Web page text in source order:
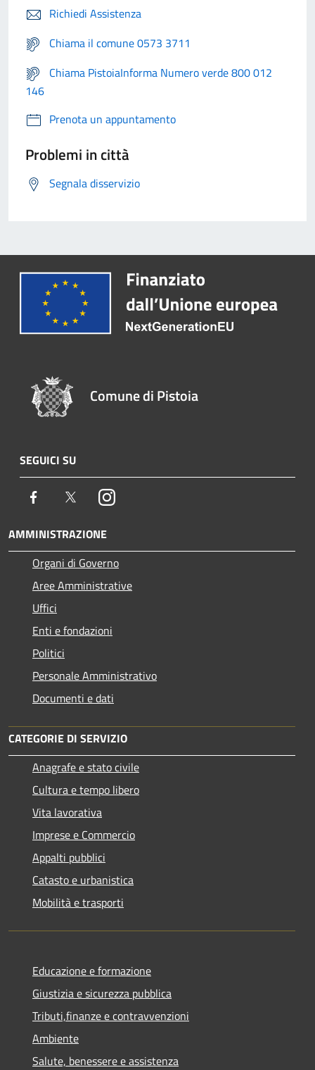
Richiedi Assistenza
Chiama il comune 0573 3711
Chiama PistoiaInforma Numero verde 800 012
146
Prenota un appuntamento
Problemi in città
Segnala disservizio
Comune di Pistoia
SEGUICI SU
Facebook TwitterInstagram
AMMINISTRAZIONE
Organi di Governo
Aree Amministrative
Uffici
Enti e fondazioni
Politici
Personale Amministrativo
Documenti e dati
CATEGORIE DI SERVIZIO
Anagrafe e stato civile
Cultura e tempo libero
Vita lavorativa
Imprese e Commercio
Appalti pubblici
Catasto e urbanistica
Mobilità e trasporti
Educazione e formazione
Giustizia e sicurezza pubblica
Tributi,finanze e contravvenzioni
Ambiente
Salute, benessere e assistenza